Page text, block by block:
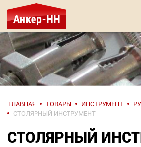
НАПИШИТЕ
НАМ
О компании
ГЛАВНАЯ ТОВАРЫ ИНСТРУМЕНТ
СТОЛЯРНЫЙ ИНСТРУМЕНТ
СТОЛЯРНЫЙ